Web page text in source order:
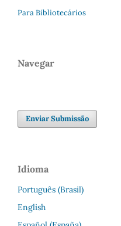
Para Bibliotecários
Navegar
Enviar Submissão
Idioma
Português (Brasil)
English